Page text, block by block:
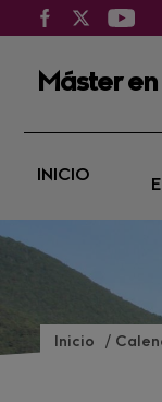
Máster
INICIO
Inicio